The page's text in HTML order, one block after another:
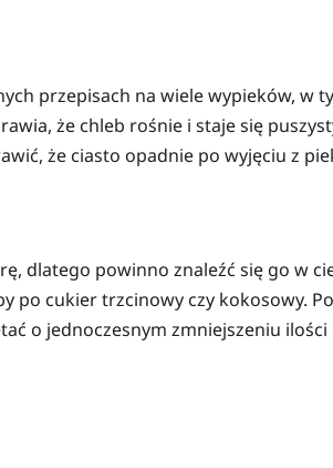
przepisach na wiele wypieków, w
że chleb rośnie i staje się
że ciasto opadnie po wyjęciu z
dlatego powinno znaleźć się go w
po cukier trzcinowy czy kokosowy.
o jednoczesnym zmniejszeniu